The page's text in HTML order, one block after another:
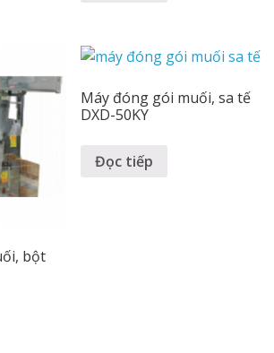
bột
Máy đóng gói muối, sa tế
DXD-50KY
Đọc tiếp